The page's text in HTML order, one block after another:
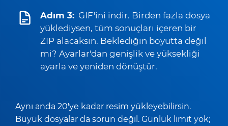
Adım 3: GIF'ini indir. Birden fazla dosya
yüklediysen, tüm sonuçları içeren bir
ZIP alacaksın. Beklediğin boyutta değil
mi? Ayarlar'dan genişlik ve yüksekliği
ayarla ve yeniden dönüştür.
Aynı anda 20'ye kadar resim yükleyebilirsin.
Büyük dosyalar da sorun değil. Günlük limit yok;